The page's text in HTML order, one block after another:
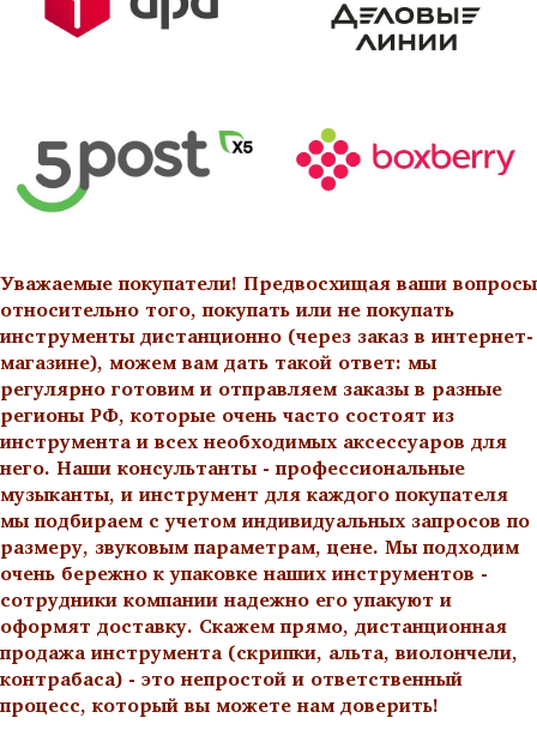
Уважаемые покупатели! Предвосхищая ваши вопросы
относительно того, покупать или не покупать
инструменты дистанционно (через заказ в интернет-
магазине), можем вам дать такой ответ: мы
регулярно готовим и отправляем заказы в разные
регионы РФ, которые очень часто состоят из
инструмента и всех необходимых аксессуаров для
него. Наши консультанты - профессиональные
музыканты, и инструмент для каждого покупателя
мы подбираем с учетом индивидуальных запросов по
размеру, звуковым параметрам, цене. Мы подходим
очень бережно к упаковке наших инструментов -
сотрудники компании надежно его упакуют и
оформят доставку. Скажем прямо, дистанционная
продажа инструмента (скрипки, альта, виолончели,
контрабаса) - это непростой и ответственный
процесс, который вы можете нам доверить!